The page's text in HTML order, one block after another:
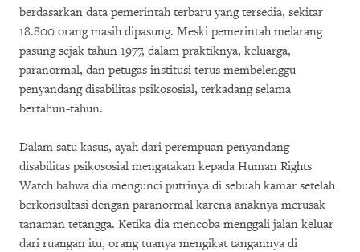
berdasarkan data pemerintah terbaru yang tersedia, sekitar
18.800 orang masih dipasung. Meski pemerintah melarang
pasung sejak tahun 1977, dalam praktiknya, keluarga,
paranormal, dan petugas institusi terus membelenggu
penyandang disabilitas psikososial, terkadang selama
bertahun-tahun.
Dalam satu kasus, ayah dari perempuan penyandang
disabilitas psikososial mengatakan kepada Human Rights
Watch bahwa dia mengunci putrinya di sebuah kamar setelah
berkonsultasi dengan paranormal karena anaknya merusak
tanaman tetangga. Ketika dia mencoba menggali jalan keluar
dari ruangan itu, orang tuanya mengikat tangannya di